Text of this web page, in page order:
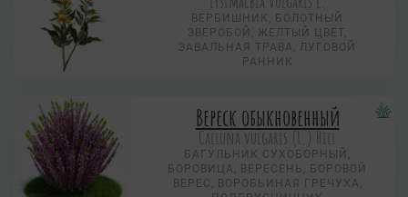
ВЕРБИШНИК, БОЛОТНЫЙ
ЗВЕРОБОЙ, ЖЕЛТЫЙ ЦВЕТ,
ЗАВАЛЬНАЯ ТРАВА, ЛУГОВОЙ
РАННИК
Вереск обыкновенный
Calluna vulgaris (L.) Hill
БАГУЛЬНИК СУХОБОРНЫЙ,
БОРОВИЦА, ВЕРЕСЕНЬ, БОРОВОЙ
ВЕРЕС, ВОРОБЬИНАЯ ГРЕЧУХА,